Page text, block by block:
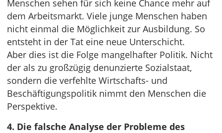
Menschen sehen für sich keine Chance mehr auf
dem Arbeitsmarkt. Viele junge Menschen haben
nicht einmal die Möglichkeit zur Ausbildung. So
entsteht in der Tat eine neue Unterschicht.
Aber dies ist die Folge mangelhafter Politik. Nicht
der als zu großzügig denunzierte Sozialstaat,
sondern die verfehlte Wirtschafts- und
Beschäftigungspolitik nimmt den Menschen die
Perspektive.
4. Die falsche Analyse der Probleme des